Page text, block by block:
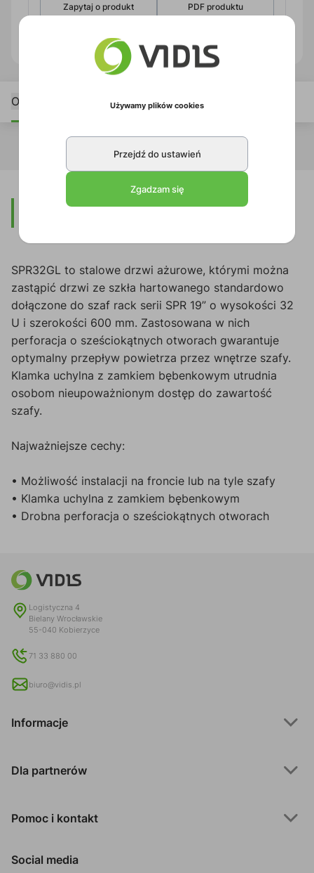
Zapytaj o produkt PDF produktu
Opis
SPR32GL to stalowe drzwi ażurowe, którymi można
zastąpić drzwi ze szkła hartowanego standardowo
dołączone do szaf rack serii SPR 19” o wysokości 32
U i szerokości 600 mm. Zastosowana w nich
perforacja o sześciokątnych otworach gwarantuje
optymalny przepływ powietrza przez wnętrze szafy.
Klamka uchylna z zamkiem bębenkowym utrudnia
osobom nieupoważnionym dostęp do zawartość
szafy.
Najważniejsze cechy:
• Możliwość instalacji na froncie lub na tyle szafy
• Klamka uchylna z zamkiem bębenkowym
• Drobna perforacja o sześciokątnych otworach
Logistyczna 4
Bielany Wrocławskie
55-040 Kobierzyce
71 33 880 00
biuro@vidis.pl
Informacje
Dla partnerów
Pomoc i kontakt
Social media
Używamy plików cookies
Przejdź do ustawień
Zgadzam się